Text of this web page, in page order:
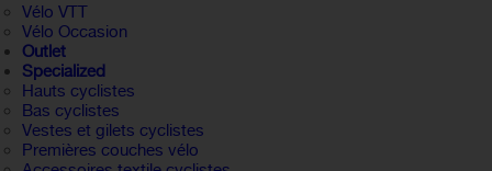
Vélo VTT
Vélo Occasion
Outlet
Specialized
Hauts cyclistes
Bas cyclistes
Vestes et gilets cyclistes
Premières couches vélo